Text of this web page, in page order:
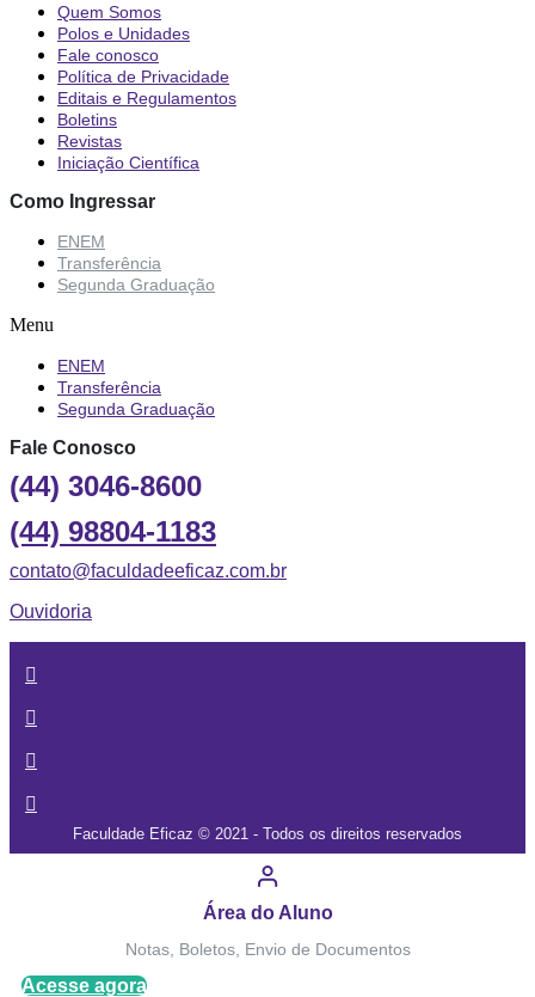
Quem Somos
Polos e Unidades
Fale conosco
Política de Privacidade
Editais e Regulamentos
Boletins
Revistas
Iniciação Científica
Como Ingressar
ENEM
Transferência
Segunda Graduação
Menu
ENEM
Transferência
Segunda Graduação
Fale Conosco
(44) 3046-8600
(44) 98804-1183
contato@faculdadeeficaz.com.br
Ouvidoria
Faculdade Eficaz © 2021 - Todos os direitos reservados
Área do Aluno
Notas, Boletos, Envio de Documentos
Acesse agora